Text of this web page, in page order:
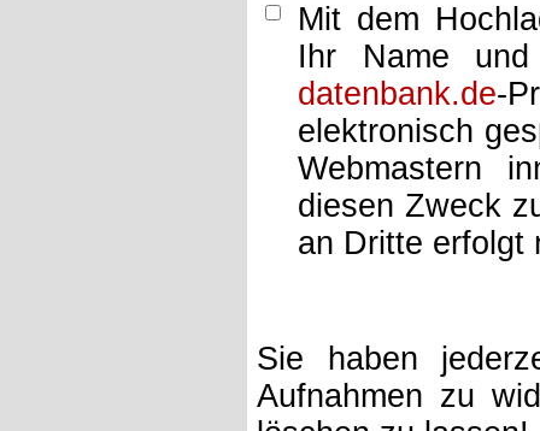
Mit dem
Ihr Name
datenbank.de-
elektronisch
Webmastern
diesen Zweck
an Dritte erfolgt
Sie haben
Aufnahmen zu